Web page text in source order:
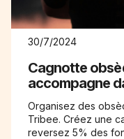
30/7/2024
Cagnotte
accompagne
Organisez des
Tribee. Créez une
reversez 5% des